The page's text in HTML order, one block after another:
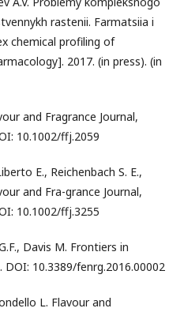
rastenii. Farmatsiia i
chemical profiling of
2017. (in press). (in
and Fragrance Journal,
10.1002/ffj.2059
E., Reichenbach S. E.,
and Fra-grance Journal,
10.1002/ffj.3255
Davis M. Frontiers in
DOI: 10.3389/fenrg.2016.00002
L. Flavour and